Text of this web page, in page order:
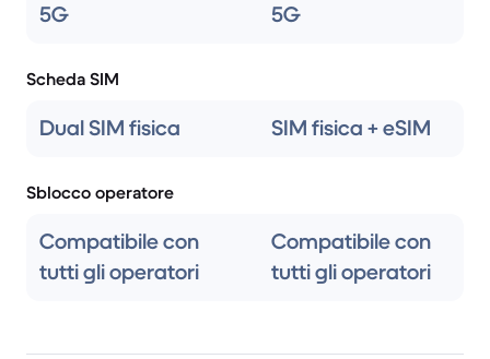
5G 5G
Scheda SIM
Dual SIM fisica SIM fisica + eSIM
Sblocco operatore
Compatibile con
tutti gli operatori
Compatibile con
tutti gli operatori